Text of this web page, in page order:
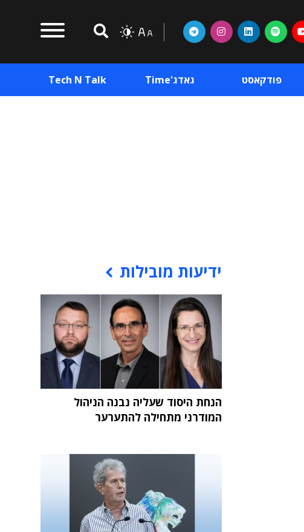
פודקאסט גאדג'Time Tech N Talk
ידיעות מובילות
הנחת היסוד שעליה נבנה הניהול
המודרני מתחילה להתערער